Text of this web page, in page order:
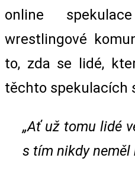
online
wrestlingové
to, zda se lidé,
těchto spekulacích
„Ať už tomu lidé
s tím nikdy neměl